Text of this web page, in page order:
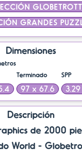
GRANDES
Dimensiones
Terminado
97 x 67.6
SPP
Descripción
de 2000
World -